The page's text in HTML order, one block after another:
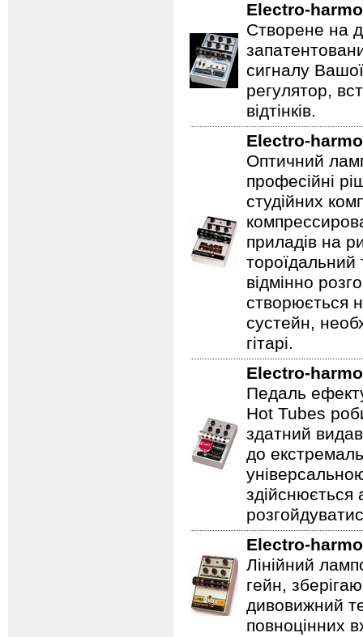
Electro-
Створене на
сигналу
регулятор,
відтінків.
Electro-
Оптичний
професійні
студійних
приладів на
відмінно
створюється
сустейн,
гітарі.
Electro-
Педаль
Hot Tubes
здатний
до
Electro-
Лінійний
гейн,
дивовижний
повноцінних